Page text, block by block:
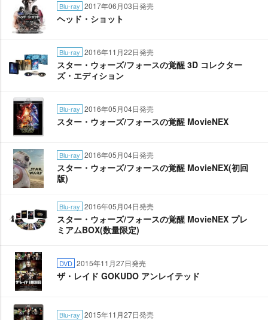
Blu-ray 2017年06月03日発売
ヘッド・ショット
Blu-ray 2016年11月22日発売
スター・ウォーズ/フォースの覚醒 3D コレクター
ズ・エディション
Blu-ray 2016年05月04日発売
スター・ウォーズ/フォースの覚醒 MovieNEX
Blu-ray 2016年05月04日発売
スター・ウォーズ/フォースの覚醒 MovieNEX(初回
版)
Blu-ray 2016年05月04日発売
スター・ウォーズ/フォースの覚醒 MovieNEX プレ
ミアムBOX(数量限定)
DVD 2015年11月27日発売
ザ・レイド GOKUDO アンレイテッド
Blu-ray 2015年11月27日発売